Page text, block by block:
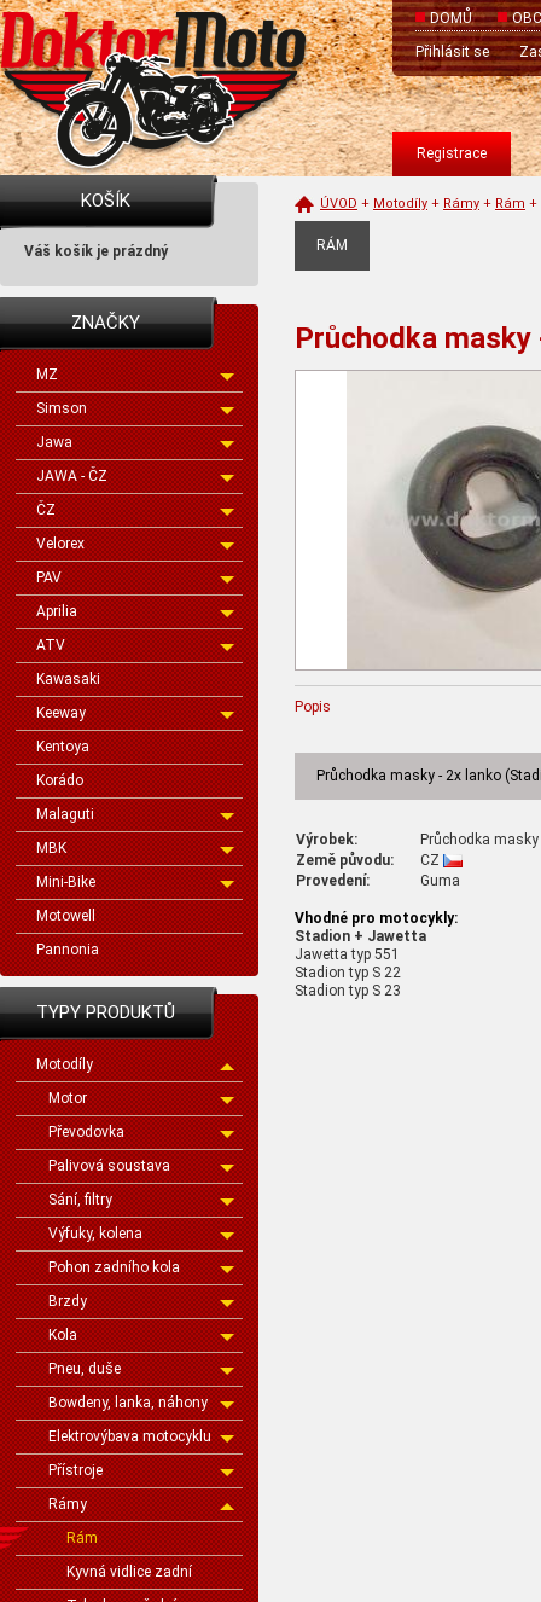
DOMŮ
Přihlásit se
Registrace
KOŠÍK
Váš košík je prázdný
ZNAČKY
MZ
Simson
Jawa
JAWA - ČZ
ČZ
Velorex
PAV
Aprilia
ATV
Kawasaki
Keeway
Kentoya
Korádo
Malaguti
MBK
Mini-Bike
Motowell
Pannonia
TYPY PRODUKTŮ
Motodíly
Motor
Převodovka
Palivová soustava
Sání, filtry
Výfuky, kolena
Pohon zadního kola
Brzdy
Kola
Pneu, duše
Bowdeny, lanka, náhony
Elektrovýbava motocyklu
Přístroje
Rámy
Rám
Kyvná vidlice zadní
ÚVOD + Motodíly + Rámy + Rám +
RÁM
Průchodka
Popis
Průchodka masky - 2x lanko
Výrobek:
Průchodka
Země původu:
CZ
Provedení:
Guma
Vhodné pro motocykly:
Stadion + Jawetta
Jawetta typ 551
Stadion typ S 22
Stadion typ S 23